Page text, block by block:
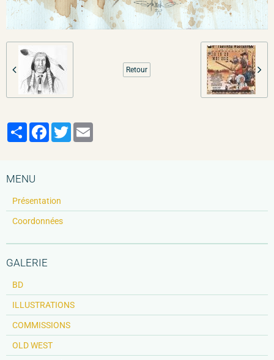
Retour
PartagerFacebook
Twitter
MENU
Présentation
Coordonnées
GALERIE
BD
ILLUSTRATIONS
COMMISSIONS
OLD WEST